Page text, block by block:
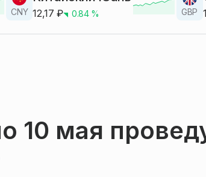
CNY 12,17 ₽ 0.84% GBP
10 мая